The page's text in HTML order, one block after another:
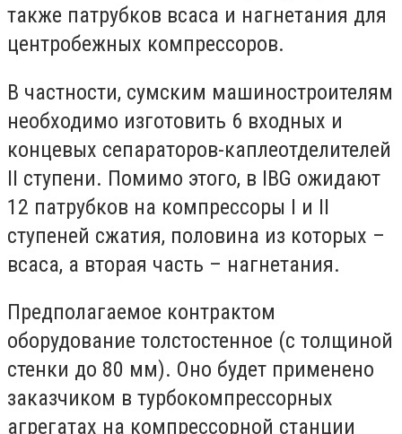
также патрубков всаса и нагнетания для
центробежных компрессоров.
В частности, сумским машиностроителям
необходимо изготовить 6 входных и
концевых сепараторов-каплеотделителей
II ступени. Помимо этого, в IBG ожидают
12 патрубков на компрессоры I и II
ступеней сжатия, половина из которых –
всаса, а вторая часть – нагнетания.
Предполагаемое контрактом
оборудование толстостенное (с толщиной
стенки до 80 мм). Оно будет применено
заказчиком в турбокомпрессорных
агрегатах на компрессорной станции